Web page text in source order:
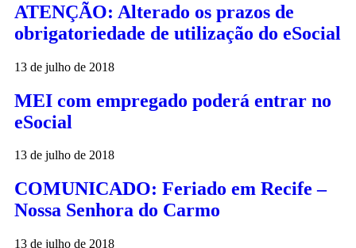
ATENÇÃO: Alterado os prazos de
obrigatoriedade de utilização do eSocial
13 de julho de 2018
MEI com empregado poderá entrar no
eSocial
13 de julho de 2018
COMUNICADO: Feriado em Recife –
Nossa Senhora do Carmo
13 de julho de 2018